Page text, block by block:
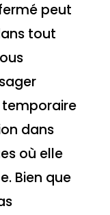
peut
tout
temporaire
dans
où elle
Bien que